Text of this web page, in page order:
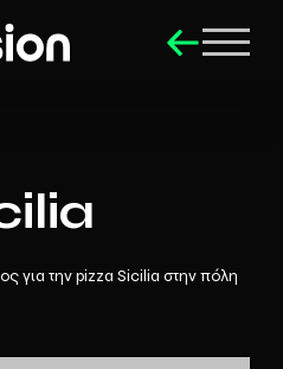
για την pizza Sicilia στην πόλη